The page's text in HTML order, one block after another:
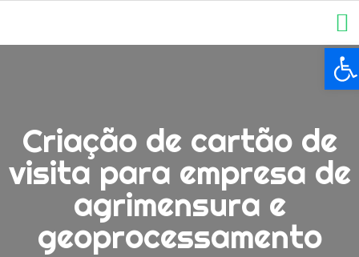
Criação de cartão de
visita para empresa de
agrimensura e
geoprocessamento